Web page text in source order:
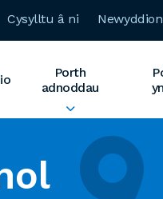
Cysylltu â ni Newyddion
Porth
adnoddau